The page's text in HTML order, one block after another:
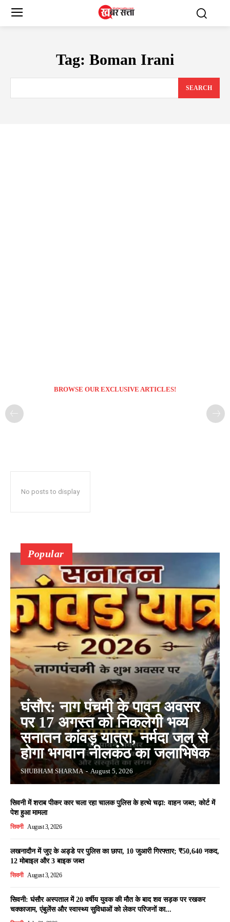
Tag: Boman Irani
SEARCH
BROWSE OUR EXCLUSIVE ARTICLES!
No posts to display
Popular
घंसौर: नाग पंचमी के पावन अवसर
पर 17 अगस्त को निकलेगी भव्य
सनातन कांवड़ यात्रा, नर्मदा जल से
होगा भगवान नीलकंठ का जलाभिषेक
SHUBHAM SHARMA - August 5, 2026
सिवनी में शराब पीकर कार चला रहा चालक पुलिस के हत्थे चढ़ा: वाहन जब्त; कोर्ट में
पेश हुआ मामला
सिवनी August 3, 2026
लखनादौन में जुए के अड्डे पर पुलिस का छापा, 10 जुआरी गिरफ्तार; ₹50,640 नकद,
12 मोबाइल और 3 बाइक जब्त
सिवनी August 3, 2026
सिवनी: घंसौर अस्पताल में 20 वर्षीय युवक की मौत के बाद शव सड़क पर रखकर
चक्काजाम, एंबुलेंस और स्वास्थ्य सुविधाओं को लेकर परिजनों का...